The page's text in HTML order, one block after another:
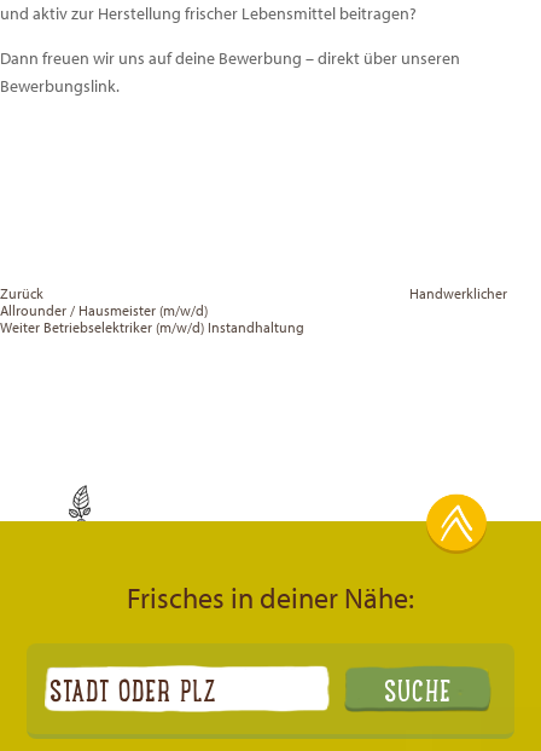
und aktiv zur Herstellung frischer Lebensmittel beitragen?
Dann freuen wir uns auf deine Bewerbung – direkt über unseren
Bewerbungslink.
Zurück
Handwerklicher
Allrounder / Hausmeister (m/w/d)
Vor
Weiter Betriebselektriker (m/w/d) Instandhaltung
Frisches in deiner Nähe: